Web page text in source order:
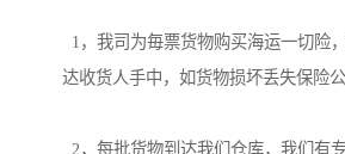
达收货人手中，如货物损坏丢失保险公